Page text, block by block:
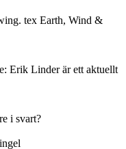
tex Earth, Wind &
Erik Linder är ett aktuellt
i svart?